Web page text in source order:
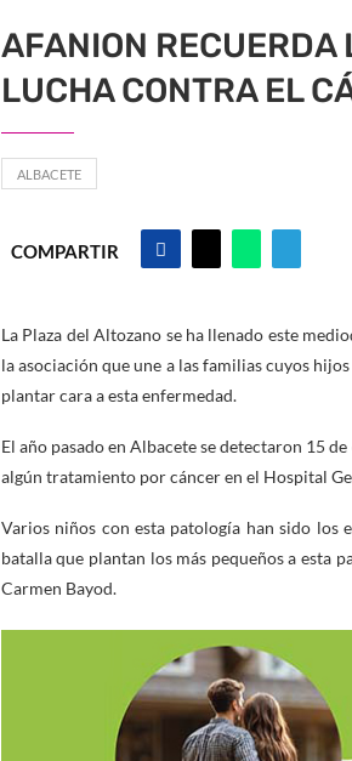
AFANION RECUERDA
LUCHA CONTRA EL
ALBACETE
COMPARTIR
La Plaza del Altozano se ha llenado este
la asociación que une a las familias cuyos
plantar cara a esta enfermedad.
El año pasado en Albacete se detectaron 15
algún tratamiento por cáncer en el Hospital
Varios niños con esta patología han sido los
batalla que plantan los más pequeños a esta
Carmen Bayod.